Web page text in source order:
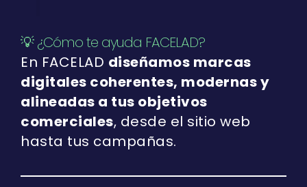
💡 ¿Cómo te ayuda FACELAD?
En FACELAD diseñamos marcas
digitales coherentes, modernas y
alineadas a tus objetivos
comerciales, desde el sitio web
hasta tus campañas.